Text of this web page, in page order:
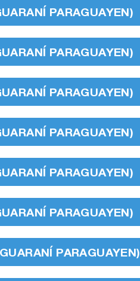
PARAGUAYEN)
PARAGUAYEN)
PARAGUAYEN)
PARAGUAYEN)
PARAGUAYEN)
PARAGUAYEN)
PARAGUAYEN)